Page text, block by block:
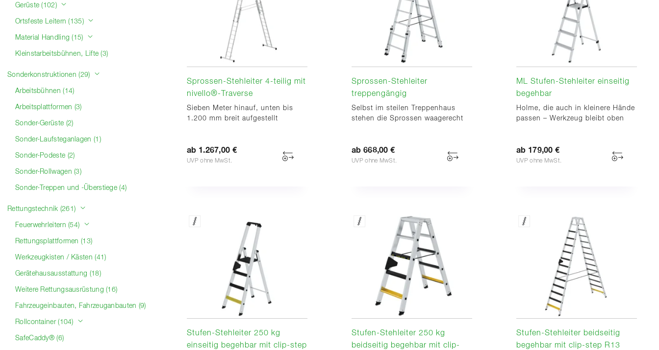
Gerüste (102)
Ortsfeste Leitern (135)
Material Handling (15)
Kleinstarbeitsbühnen, Lifte (3)
Sonderkonstruktionen (29)
Arbeitsbühnen (14)
Arbeitsplattformen (3)
Sonder-Gerüste (2)
Sonder-Laufsteganlagen (1)
Sonder-Podeste (2)
Sonder-Rollwagen (3)
Sonder-Treppen und -Überstiege (4)
Rettungstechnik (261)
Feuerwehrleitern (54)
Rettungsplattformen (13)
Werkzeugkisten / Kästen (41)
Gerätehausausstattung (18)
Weitere Rettungsausrüstung (16)
Fahrzeugeinbauten, Fahrzeuganbauten (9)
Rollcontainer (104)
SafeCaddy® (6)
Sprossen-Stehleiter 4-teilig mit
nivello®-Traverse
Sieben Meter hinauf, unten bis
1.200 mm breit aufgestellt
ab 1.267,00 €
UVP ohne MwSt.
Sprossen-Stehleiter
treppengängig
Selbst im steilen Treppenhaus
stehen die Sprossen waagerecht
ab 668,00 €
UVP ohne MwSt.
ML Stufen-Stehleiter einseitig
begehbar
Holme, die auch in kleinere Hände
passen – Werkzeug bleibt oben
ab 179,00 €
UVP ohne MwSt.
Stufen-Stehleiter 250 kg
einseitig begehbar mit clip-step
Stufen-Stehleiter 250 kg
beidseitig begehbar mit clip-
Stufen-Stehleiter beidseitig
begehbar mit clip-step R13